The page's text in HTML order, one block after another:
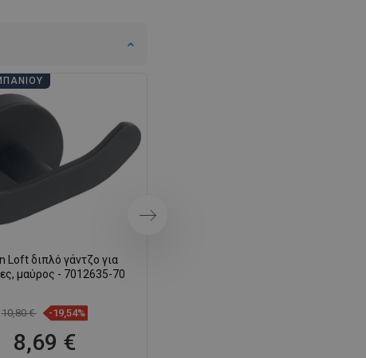
Loft διπλό γάντζο για
μαύρος - 7012635-70
10,80 € -19,54%
8,69 €
Επόμενο
SLOVENIAN